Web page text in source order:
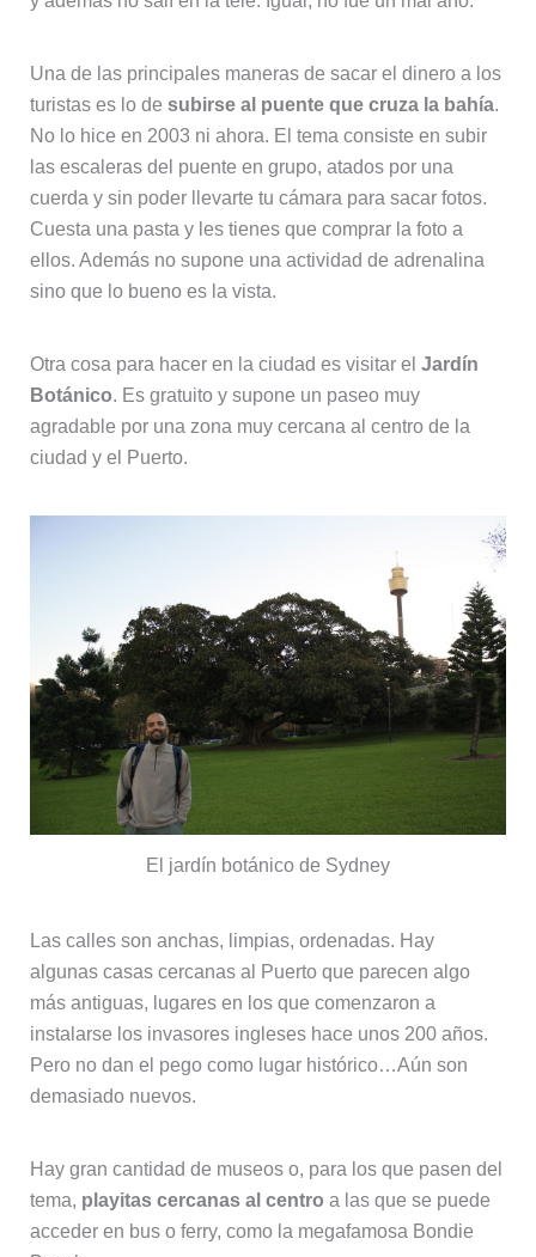
Una de las principales maneras de sacar el dinero a los
turistas es lo de subirse al puente que cruza la bahía.
No lo hice en 2003 ni ahora. El tema consiste en subir
las escaleras del puente en grupo, atados por una
cuerda y sin poder llevarte tu cámara para sacar fotos.
Cuesta una pasta y les tienes que comprar la foto a
ellos. Además no supone una actividad de adrenalina
sino que lo bueno es la vista.
Otra cosa para hacer en la ciudad es visitar el Jardín
Botánico. Es gratuito y supone un paseo muy
agradable por una zona muy cercana al centro de la
ciudad y el Puerto.
El jardín botánico de Sydney
Las calles son anchas, limpias, ordenadas. Hay
algunas casas cercanas al Puerto que parecen algo
más antiguas, lugares en los que comenzaron a
instalarse los invasores ingleses hace unos 200 años.
Pero no dan el pego como lugar histórico…Aún son
demasiado nuevos.
Hay gran cantidad de museos o, para los que pasen del
tema, playitas cercanas al centro a las que se puede
acceder en bus o ferry, como la megafamosa Bondie